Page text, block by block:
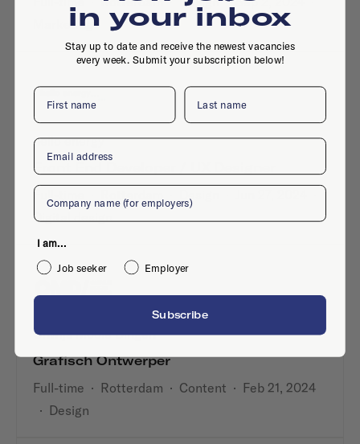
Marketing
hello energy
Front End Developer / UX Designer
Full-time Rotterdam Design
Digital design
Onwijs Mooie Dingen
Grafisch Ontwerper
Full-time · Rotterdam · Content · Feb 21, 2024
· Design
in your inbox
Stay up to date and receive the newest vacancies
every week. Submit your subscription below!
First name Last name
Email
Company
I am...
Job seeker
Employer
Subscribe